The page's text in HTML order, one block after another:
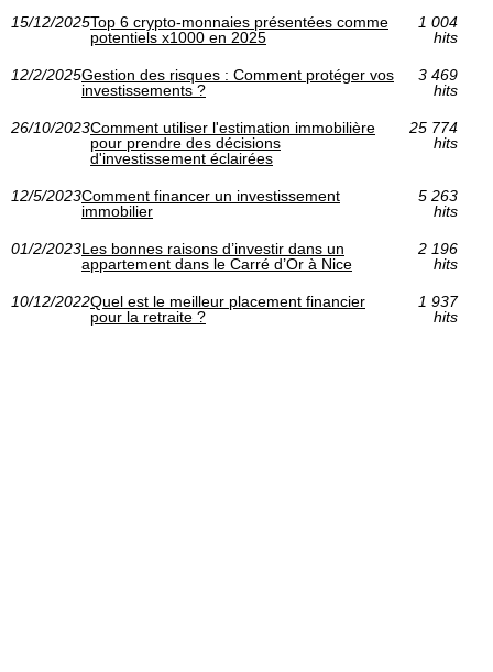
15/12/2025Top 6 crypto-monnaies présentées comme
potentiels x1000 en 2025
1 004
hits
12/2/2025Gestion des risques : Comment protéger vos
investissements ?
3 469
hits
26/10/2023Comment utiliser l'estimation immobilière
pour prendre des décisions
d'investissement éclairées
25 774
hits
12/5/2023Comment financer un investissement
immobilier
5 263
hits
01/2/2023Les bonnes raisons d’investir dans un
appartement dans le Carré d’Or à Nice
2 196
hits
10/12/2022Quel est le meilleur placement financier
pour la retraite ?
1 937
hits